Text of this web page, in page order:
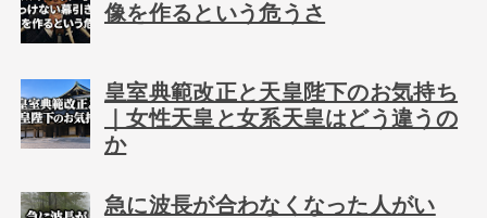
像を作るという危うさ
皇室典範改正と天皇陛下のお気持ち
｜女性天皇と女系天皇はどう違うの
か
急に波長が合わなくなった人がい